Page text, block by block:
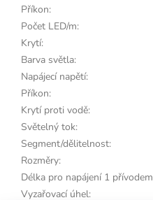
Příkon:
Počet LED/m:
Krytí:
Barva světla:
Napájecí napětí:
Příkon:
Krytí proti vodě:
Světelný tok:
Segment/dělitelnost:
Rozměry:
Délka pro napájení 1 přívodem
Vyzařovací úhel: